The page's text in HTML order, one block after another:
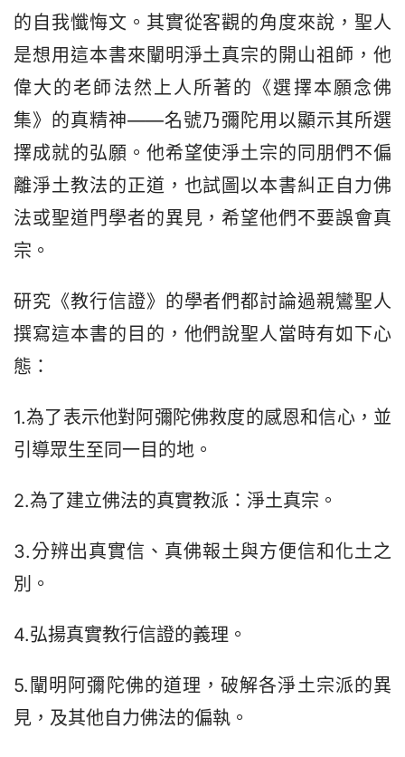
的自我懺悔文。其實從客觀的角度來說，聖人
是想用這本書來闡明淨土真宗的開山祖師，他
偉大的老師法然上人所著的《選擇本願念佛
集》的真精神——名號乃彌陀用以顯示其所選
擇成就的弘願。他希望使淨土宗的同朋們不偏
離淨土教法的正道，也試圖以本書糾正自力佛
法或聖道門學者的異見，希望他們不要誤會真
宗。
研究《教行信證》的學者們都討論過親鸞聖人
撰寫這本書的目的，他們說聖人當時有如下心
態：
1.為了表示他對阿彌陀佛救度的感恩和信心，並
引導眾生至同一目的地。
2.為了建立佛法的真實教派：淨土真宗。
3.分辨出真實信、真佛報土與方便信和化土之
別。
4.弘揚真實教行信證的義理。
5.闡明阿彌陀佛的道理，破解各淨土宗派的異
見，及其他自力佛法的偏執。